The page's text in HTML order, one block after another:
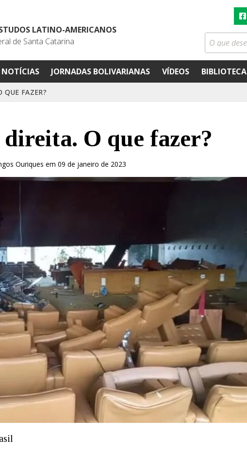
LATINO-AMERICANOS
de Santa Catarina
NOTÍCIAS JORNADAS BOLIVARIANAS VÍDEOS BIBLIOTECA
QUE FAZER?
O que fazer?
Ouriques em 09 de janeiro de 2023